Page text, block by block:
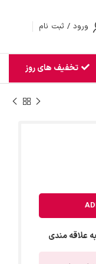
ورود / ثبت نام
تخفیف های روز
علاقه مندی